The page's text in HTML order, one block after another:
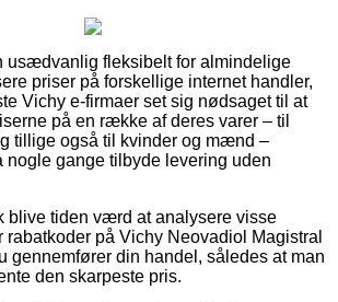
usædvanlig fleksibelt for almindelige
priser på forskellige internet handler,
Vichy e-firmaer set sig nødsaget til at
på en række af deres varer – til
tillige også til kvinder og mænd –
nogle gange tilbyde levering uden
blive tiden værd at analysere visse
rabatkoder på Vichy Neovadiol Magistral
gennemfører din handel, således at man
den skarpeste pris.